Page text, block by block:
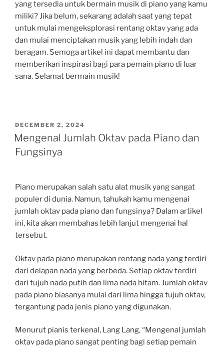
yang tersedia untuk bermain musik di piano yang kamu
miliki? Jika belum, sekarang adalah saat yang tepat
untuk mulai mengeksplorasi rentang oktav yang ada
dan mulai menciptakan musik yang lebih indah dan
beragam. Semoga artikel ini dapat membantu dan
memberikan inspirasi bagi para pemain piano di luar
sana. Selamat bermain musik!
POSTED
ON
DECEMBER 2, 2024
Mengenal Jumlah Oktav pada Piano dan
Fungsinya
Piano merupakan salah satu alat musik yang sangat
populer di dunia. Namun, tahukah kamu mengenai
jumlah oktav pada piano dan fungsinya? Dalam artikel
ini, kita akan membahas lebih lanjut mengenai hal
tersebut.
Oktav pada piano merupakan rentang nada yang terdiri
dari delapan nada yang berbeda. Setiap oktav terdiri
dari tujuh nada putih dan lima nada hitam. Jumlah oktav
pada piano biasanya mulai dari lima hingga tujuh oktav,
tergantung pada jenis piano yang digunakan.
Menurut pianis terkenal, Lang Lang, “Mengenal jumlah
oktav pada piano sangat penting bagi setiap pemain